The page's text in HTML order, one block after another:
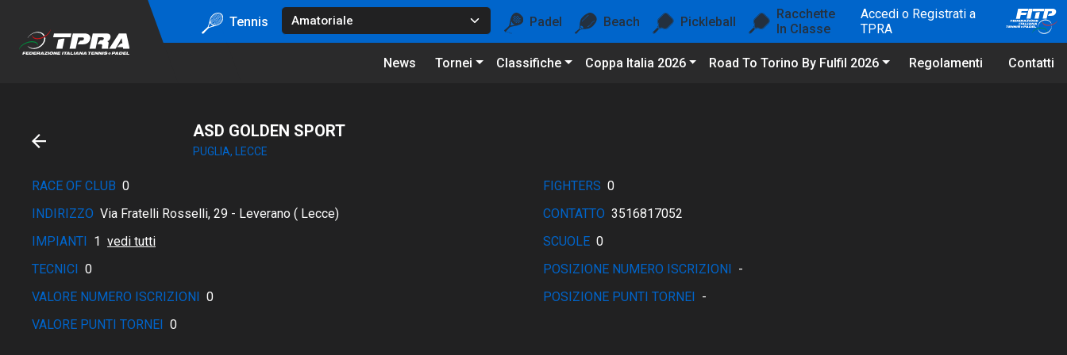
Tennis Padel Beach Pickleball
Racchette
In Classe
Accedi o Registrati a
TPRA
News Tornei Classifiche Coppa Italia 2026 Road To Torino By Fulfil 2026 Regolamenti Contatti
ASD GOLDEN SPORT
PUGLIA, LECCE
RACE OF CLUB 0 FIGHTERS 0
INDIRIZZO Via Fratelli Rosselli, 29 - Leverano ( Lecce) CONTATTO 3516817052
IMPIANTI 1 vedi tutti SCUOLE 0
TECNICI 0 POSIZIONE NUMERO ISCRIZIONI -
VALORE NUMERO ISCRIZIONI 0 POSIZIONE PUNTI TORNEI -
VALORE PUNTI TORNEI 0